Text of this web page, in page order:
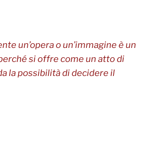
un’opera o un’immagine è un
si offre come un atto di
la possibilità di decidere il